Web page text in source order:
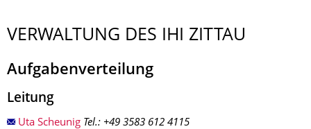
VERWALTUNG DES IHI ZITTAU
Aufgabenverteilung
Leitung
Uta Scheunig Tel.: +49 3583 612 4115